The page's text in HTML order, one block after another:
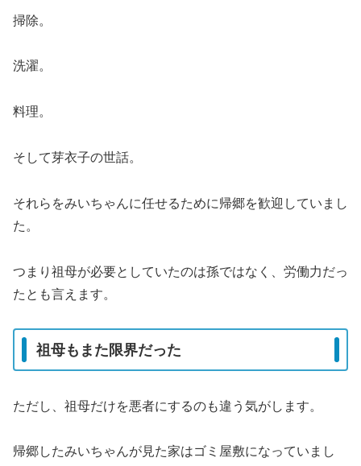
掃除。
洗濯。
料理。
そして芽衣子の世話。
それらをみいちゃんに任せるために帰郷を歓迎していまし
た。
つまり祖母が必要としていたのは孫ではなく、労働力だっ
たとも言えます。
祖母もまた限界だった
ただし、祖母だけを悪者にするのも違う気がします。
帰郷したみいちゃんが見た家はゴミ屋敷になっていまし